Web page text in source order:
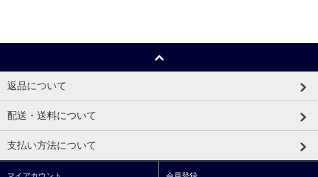
返品について
配送・送料について
支払い方法について